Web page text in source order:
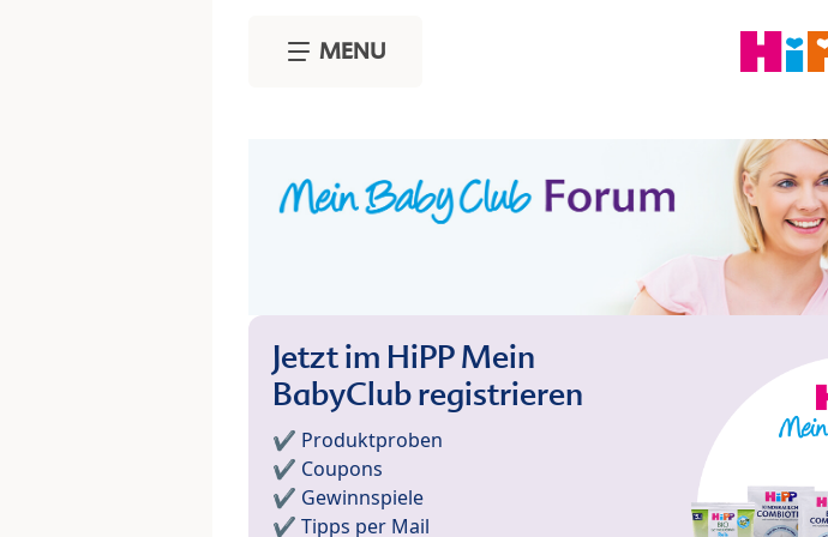
MENU
Jetzt im HiPP Mein
BabyClub registrieren
✔️ Produktproben
✔️ Coupons
✔️ Gewinnspiele
✔️ Tipps per Mail